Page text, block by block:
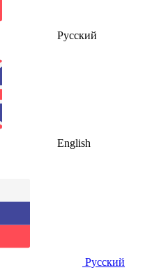
Русский
English
Русский